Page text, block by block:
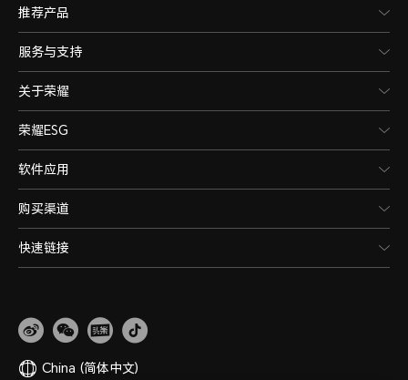
推荐产品
服务与支持
关于荣耀
荣耀ESG
软件应用
购买渠道
快速链接
China (简体中文)